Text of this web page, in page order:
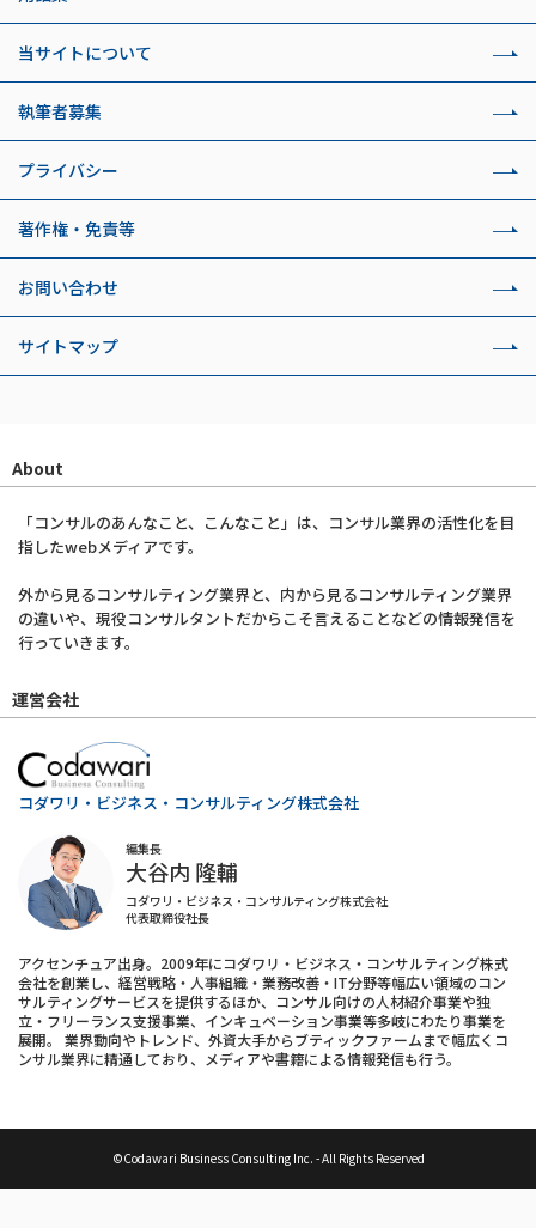
当サイトについて
執筆者募集
プライバシー
著作権・免責等
お問い合わせ
サイトマップ
About
「コンサルのあんなこと、こんなこと」は、コンサル業界の活性化を目
指したwebメディアです。
外から見るコンサルティング業界と、内から見るコンサルティング業界
の違いや、現役コンサルタントだからこそ言えることなどの情報発信を
行っていきます。
運営会社
コダワリ・ビジネス・コンサルティング株式会社
編集長
大谷内 隆輔
コダワリ・ビジネス・コンサルティング株式会社
代表取締役社長
アクセンチュア出身。2009年にコダワリ・ビジネス・コンサルティング株式
会社を創業し、経営戦略・人事組織・業務改善・IT分野等幅広い領域のコン
サルティングサービスを提供するほか、コンサル向けの人材紹介事業や独
立・フリーランス支援事業、インキュベーション事業等多岐にわたり事業を
展開。 業界動向やトレンド、外資大手からブティックファームまで幅広くコ
ンサル業界に精通しており、メディアや書籍による情報発信も行う。
©Codawari Business Consulting Inc. - All Rights Reserved